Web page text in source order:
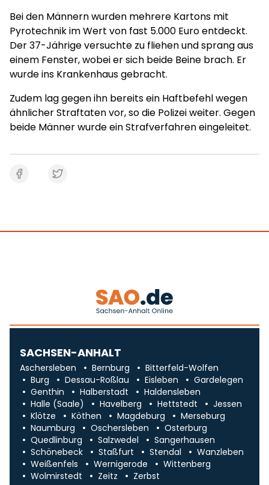
Bei den Männern wurden mehrere Kartons mit
Pyrotechnik im Wert von fast 5.000 Euro entdeckt.
Der 37-Jährige versuchte zu fliehen und sprang aus
einem Fenster, wobei er sich beide Beine brach. Er
wurde ins Krankenhaus gebracht.
Zudem lag gegen ihn bereits ein Haftbefehl wegen
ähnlicher Straftaten vor, so die Polizei weiter. Gegen
beide Männer wurde ein Strafverfahren eingeleitet.
SACHSEN-ANHALT
Aschersleben Bernburg
Bitterfeld-Wolfen
Burg
Dessau-Roßlau Eisleben
Gardelegen
Genthin
Halberstadt
Haldensleben
Halle (Saale)
Havelberg Hettstedt
Jessen
Klötze
Köthen Magdeburg
Merseburg
Naumburg
Oschersleben
Osterburg
Quedlinburg
Salzwedel
Sangerhausen
Schönebeck
Staßfurt Stendal
Wanzleben
Weißenfels
Wernigerode
Wittenberg
Wolmirstedt
Zeitz Zerbst